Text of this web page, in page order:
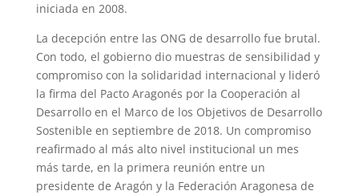
iniciada en 2008.
La decepción entre las ONG de desarrollo fue brutal.
Con todo, el gobierno dio muestras de sensibilidad y
compromiso con la solidaridad internacional y lideró
la firma del Pacto Aragonés por la Cooperación al
Desarrollo en el Marco de los Objetivos de Desarrollo
Sostenible en septiembre de 2018. Un compromiso
reafirmado al más alto nivel institucional un mes
más tarde, en la primera reunión entre un
presidente de Aragón y la Federación Aragonesa de